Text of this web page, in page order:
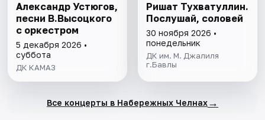
Александр Устюгов,
песни В.Высоцкого
с оркестром
5 декабря 2026 •
суббота
ДК КАМАЗ
Ришат Тухватуллин.
Послушай, соловей
30 ноября 2026 •
понедельник
ДК им. М. Джалиля
г.Бавлы
Все концерты в Набережных Челнах→